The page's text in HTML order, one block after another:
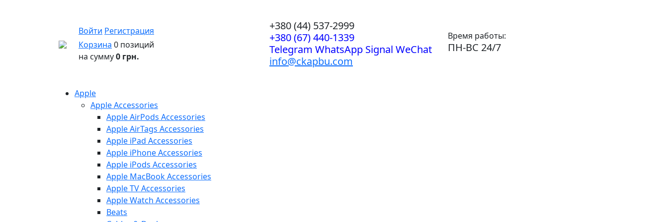
Войти Регистрация
Корзина 0 позиций
на сумму0 грн.
+380 (44) 537-2999
+380 (67) 440-1339
Telegram WhatsApp Signal WeChat
info@ckapbu.com
Время работы:
ПН-ВС 24/7
Apple
Apple Accessories
Apple AirPods Accessories
Apple AirTags Accessories
Apple iPad Accessories
Apple iPhone Accessories
Apple iPods Accessories
Apple MacBook Accessories
Apple TV Accessories
Apple Watch Accessories
Beats